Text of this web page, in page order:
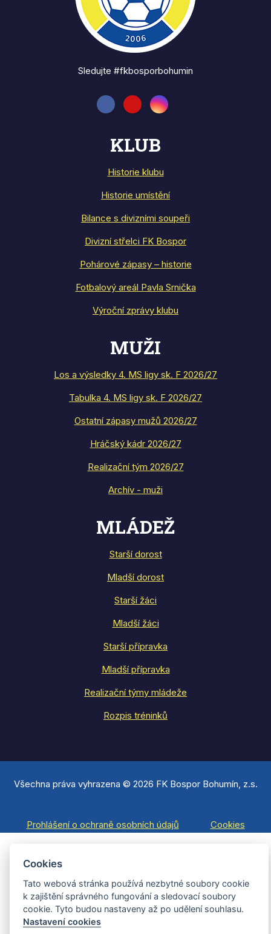
Sledujte #fkbosporbohumin
KLUB
Historie klubu
Historie umístění
Bilance s divizními soupeři
Divizní střelci FK Bospor
Pohárové zápasy – historie
Fotbalový areál Pavla Srnička
Výroční zprávy klubu
MUŽI
Los a výsledky 4. MS ligy sk. F 2026/27
Tabulka 4. MS ligy sk. F 2026/27
Ostatní zápasy mužů 2026/27
Hráčský kádr 2026/27
Realizační tým 2026/27
Archív - muži
MLÁDEŽ
Starší dorost
Mladší dorost
Starší žáci
Mladší žáci
Starší přípravka
Mladší přípravka
Realizační týmy mládeže
Rozpis tréninků
Všechna práva vyhrazena © 2026 FK Bospor Bohumín, z.s.
Prohlášení o ochraně osobních údajů Cookies
Cookies
Tato webová stránka používá nezbytné soubory cookie
k zajištění správného fungování a sledovací soubory
cookie. Tyto budou nastaveny až po udělení souhlasu.
Nastavení cookies